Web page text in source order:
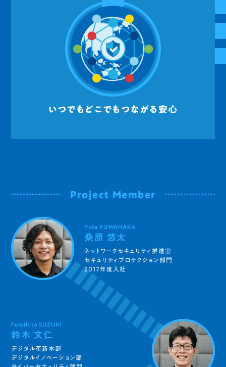
いつでもどこでもつながる安心
Project Member
Yuta KUWAHARA
桑原 悠太
ネットワークセキュリティ推進室
セキュリティプロテクション部門
2017年度入社
Fumihito SUZUKI
鈴木 文仁
デジタル革新本部
デジタルイノベーション部